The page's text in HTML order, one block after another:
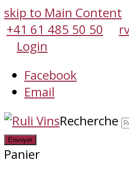
skip to Main Content
+41 61 485 50 50
Login
Facebook
Email
Recherche
Envoyer
Panier